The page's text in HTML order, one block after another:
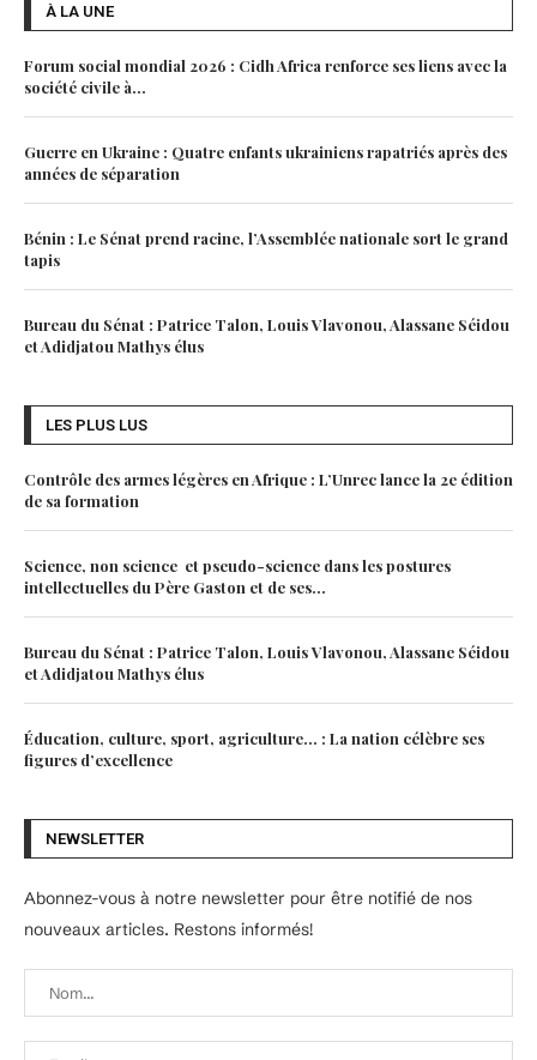
À LA UNE
Forum social mondial 2026 : Cidh Africa renforce ses liens avec la
société civile à...
Guerre en Ukraine : Quatre enfants ukrainiens rapatriés après des
années de séparation
Bénin : Le Sénat prend racine, l’Assemblée nationale sort le grand
tapis
Bureau du Sénat : Patrice Talon, Louis Vlavonou, Alassane Séidou
et Adidjatou Mathys élus
LES PLUS LUS
Contrôle des armes légères en Afrique : L’Unrec lance la 2e édition
de sa formation
Science, non science et pseudo-science dans les postures
intellectuelles du Père Gaston et de ses...
Bureau du Sénat : Patrice Talon, Louis Vlavonou, Alassane Séidou
et Adidjatou Mathys élus
Éducation, culture, sport, agriculture… : La nation célèbre ses
figures d’excellence
NEWSLETTER
Abonnez-vous à notre newsletter pour être notifié de nos
nouveaux articles. Restons informés!